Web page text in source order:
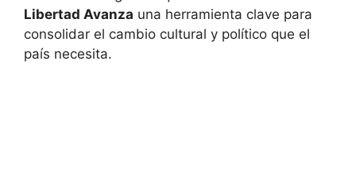
Libertad Avanza una herramienta clave para
consolidar el cambio cultural y político que el
país necesita.